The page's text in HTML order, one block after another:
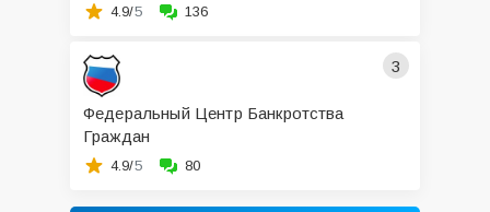
4.9/5 136
3
Федеральный Центр Банкротства
Граждан
4.9/5 80